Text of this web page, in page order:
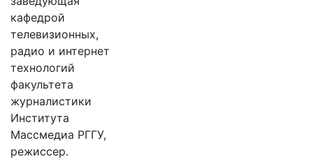
кафедрой
телевизионных,
радио и интернет
технологий
факультета
журналистики
Института
Массмедиа РГГУ,
режиссер.